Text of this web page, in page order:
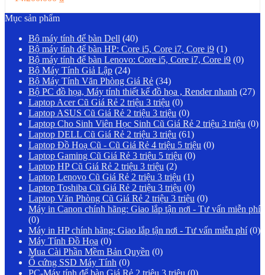
Mục sản phẩm
Bộ máy tính để bàn Dell (40)
Bộ máy tính để bàn HP: Core i5, Core i7, Core i9 (1)
Bộ máy tính để bàn Lenovo: Core i5, Core i7, Core i9 (0)
Bộ Máy Tính Giả Lập (24)
Bộ Máy Tính Văn Phòng Giá Rẻ (34)
Bộ PC đồ họa, Máy tính thiết kế đồ họa , Render nhanh (27)
Laptop Acer Cũ Giá Rẻ 2 triệu 3 triệu (0)
Laptop ASUS Cũ Giá Rẻ 2 triệu 3 triệu (0)
Laptop Cho Sinh Viên Học Sinh Cũ Giá Rẻ 2 triệu 3 triệu (0)
Laptop DELL Cũ Giá Rẻ 2 triệu 3 triệu (61)
Laptop Đồ Hoạ Cũ - Cũ Giá Rẻ 4 triệu 5 triệu (0)
Laptop Gaming Cũ Giá Rẻ 3 triệu 5 triệu (0)
Laptop HP Cũ Giá Rẻ 2 triệu 3 triệu (2)
Laptop Lenovo Cũ Giá Rẻ 2 triệu 3 triệu (1)
Laptop Toshiba Cũ Giá Rẻ 2 triệu 3 triệu (0)
Laptop Văn Phòng Cũ Giá Rẻ 2 triệu 3 triệu (0)
Máy in Canon chính hãng: Giao lắp tận nơi - Tư vấn miễn phí
(0)
Máy in HP chính hãng: Giao lắp tận nơi - Tư vấn miễn phí (0)
Máy Tính Đồ Họa (0)
Mua Cài Phần Mềm Bản Quyền (0)
Ổ cứng SSD Máy Tính (0)
PC-Máy tính để bàn Giá Rẻ 2 triệu 3 triệu (0)